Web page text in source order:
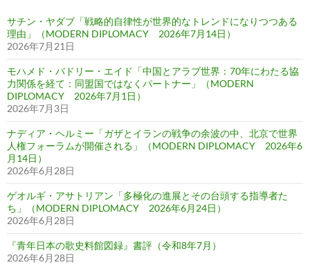
サチン・ヤダブ「戦略的自律性が世界的なトレンドになりつつある
理由」（MODERN DIPLOMACY 2026年7月14日）
2026年7月21日
モハメド・バドリー・エイド「中国とアラブ世界：70年にわたる協
力関係を経て：同盟国ではなくパートナー」（MODERN
DIPLOMACY 2026年7月1日）
2026年7月3日
ナディア・ヘルミー「ガザとイランの戦争の余波の中、北京で世界
人権フォーラムが開催される」（MODERN DIPLOMACY 2026年6
月14日）
2026年6月28日
ゲオルギ・アサトリアン「多極化の進展とその台頭する指導者た
ち」（MODERN DIPLOMACY 2026年6月24日）
2026年6月28日
『青年日本の歌史料館図録』書評（令和8年7月）
2026年6月28日